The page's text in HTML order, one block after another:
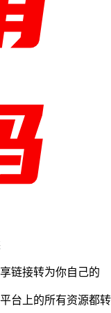
链接转为你自己的
台上的所有资源都